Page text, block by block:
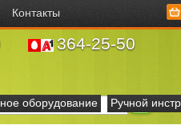
Контакты
364-25-50
оборудование Ручной